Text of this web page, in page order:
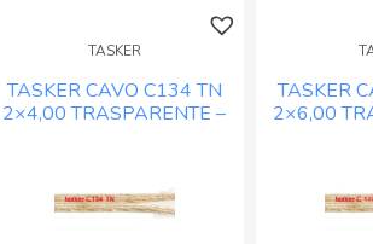
MT.
500
TASKER
TASKER CAVO C134 TN
2×4,00 TRASPARENTE –
TASKER
2×6,00